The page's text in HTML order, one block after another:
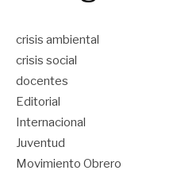
crisis ambiental
crisis social
docentes
Editorial
Internacional
Juventud
Movimiento Obrero